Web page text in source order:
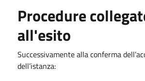
Procedure
all'esito
Successivamente alla conferma
dell’istanza: